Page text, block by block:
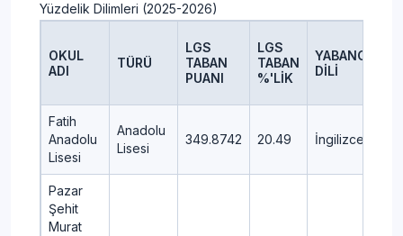
Yüzdelik Dilimleri (2025-2026)
OKUL
ADI
TÜRÜ
LGS
TABAN
PUANI
LGS
TABAN
%'LİK
YABANCI
DİLİ
Fatih
Anadolu
Lisesi
Anadolu
Lisesi
349.8742 20.49 İngilizce
Pazar
Şehit
Murat